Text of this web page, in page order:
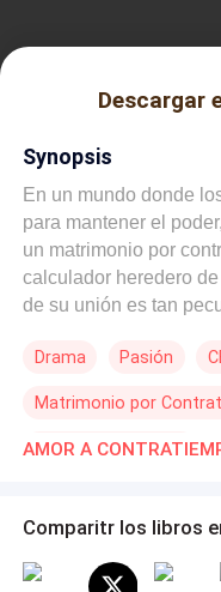
Descargar
Synopsis
En un mundo donde
para mantener el
un matrimonio por
calculador heredero
de su unión es tan
al gran problema de
atrapado por los
apariencia dulce y
matrimonio sin amor,
destruirla y quedarse
Drama Pasión
Matrimonio por
Triángulo Amoroso
Comparitr los libros